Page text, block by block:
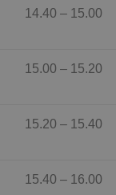
14.40 – 15.00
15.00 – 15.20
15.20 – 15.40
15.40 – 16.00